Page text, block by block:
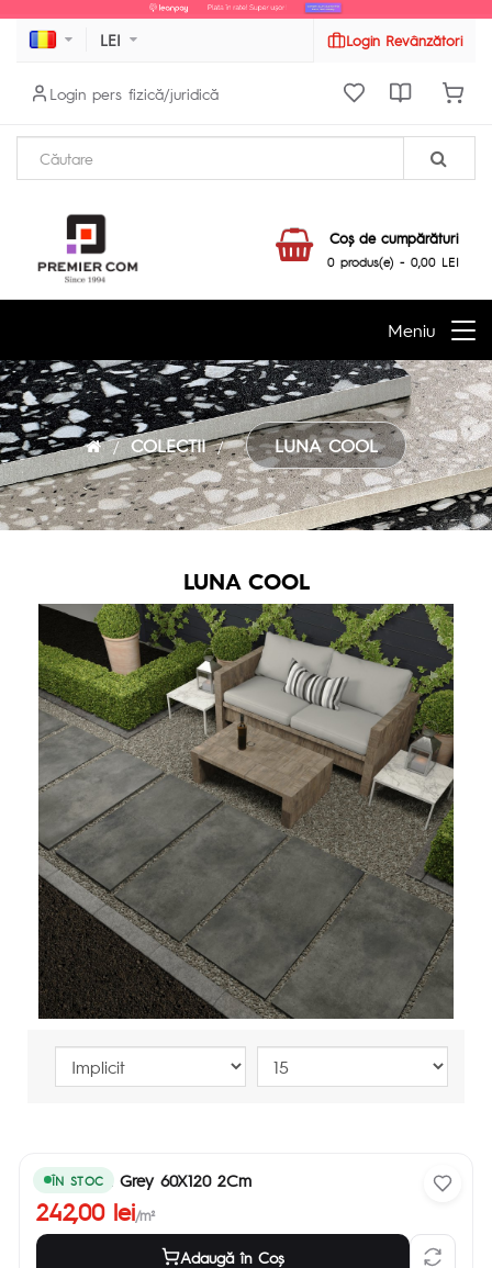
LEI Login Revânzători
Login pers fizică/juridică
Coş de cumpărături
0 produs(e) - 0,00 LEI
Meniu
COLECTII LUNA COOL
LUNA COOL
ÎN STOC
Luna Cool Grey 60X120 2Cm
242,00 lei/m²
Adaugă în Coş